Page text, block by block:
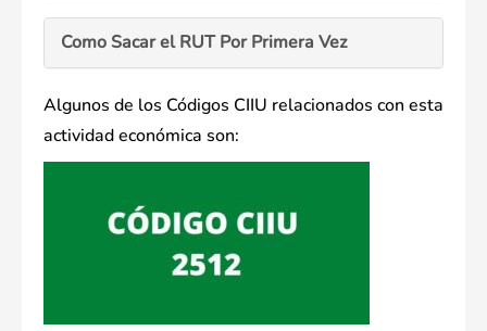
Como Sacar el RUT Por Primera Vez
Algunos de los Códigos CIIU relacionados con esta
actividad económica son: